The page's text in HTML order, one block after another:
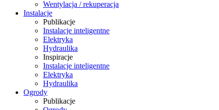
Wentylacja / rekuperacja
Instalacje
Publikacje
Instalacje inteligentne
Elektryka
Hydraulika
Inspiracje
Instalacje inteligentne
Elektryka
Hydraulika
Ogrody
Publikacje